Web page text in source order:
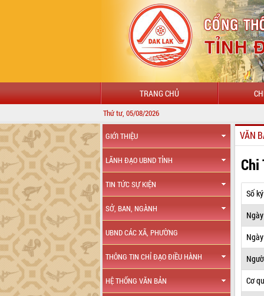
TRANG CHỦ
Thứ tư, 05/08/2026
GIỚI THIỆU
LÃNH ĐẠO UBND TỈNH
TIN TỨC SỰ KIỆN
SỞ, BAN, NGÀNH
UBND CÁC XÃ, PHƯỜNG
THÔNG TIN CHỈ ĐẠO ĐIỀU HÀNH
HỆ THỐNG VĂN BẢN
VĂN
Chi
Số
Cơ